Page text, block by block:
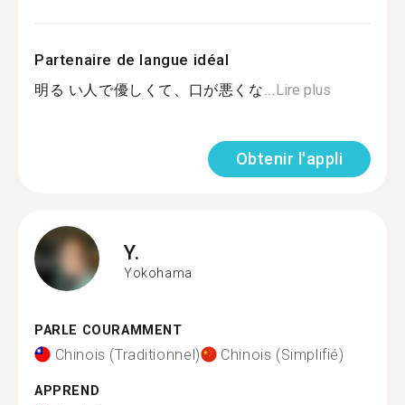
Partenaire de langue idéal
明る い人で優しくて、口が悪くな...Lire plus
Obtenir l'appli
Y.
Yokohama
PARLE COURAMMENT
Chinois (Traditionnel) Chinois (Simplifié)
APPREND